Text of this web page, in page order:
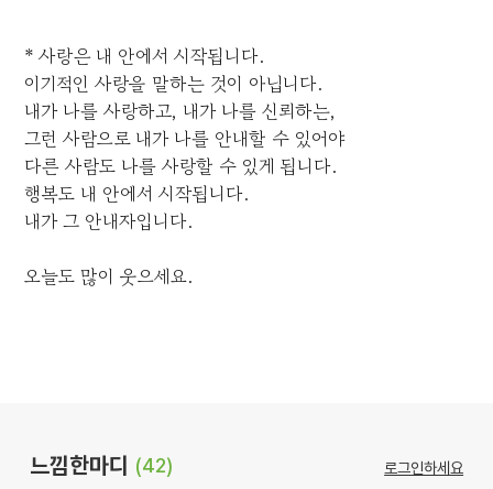
* 사랑은 내 안에서 시작됩니다.
이기적인 사랑을 말하는 것이 아닙니다.
내가 나를 사랑하고, 내가 나를 신뢰하는,
그런 사람으로 내가 나를 안내할 수 있어야
다른 사람도 나를 사랑할 수 있게 됩니다.
행복도 내 안에서 시작됩니다.
내가 그 안내자입니다.
오늘도 많이 웃으세요.
느낌한마디 (42) 로그인하세요